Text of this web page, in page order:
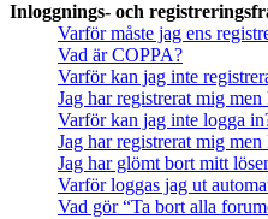
Inloggnings- och
Varför måste jag ens
Vad är COPPA?
Varför kan jag inte
Jag har registrerat mig
Varför kan jag inte logga
Jag har registrerat mig
Jag har glömt bort mitt
Varför loggas jag ut
Vad gör “Ta bort alla